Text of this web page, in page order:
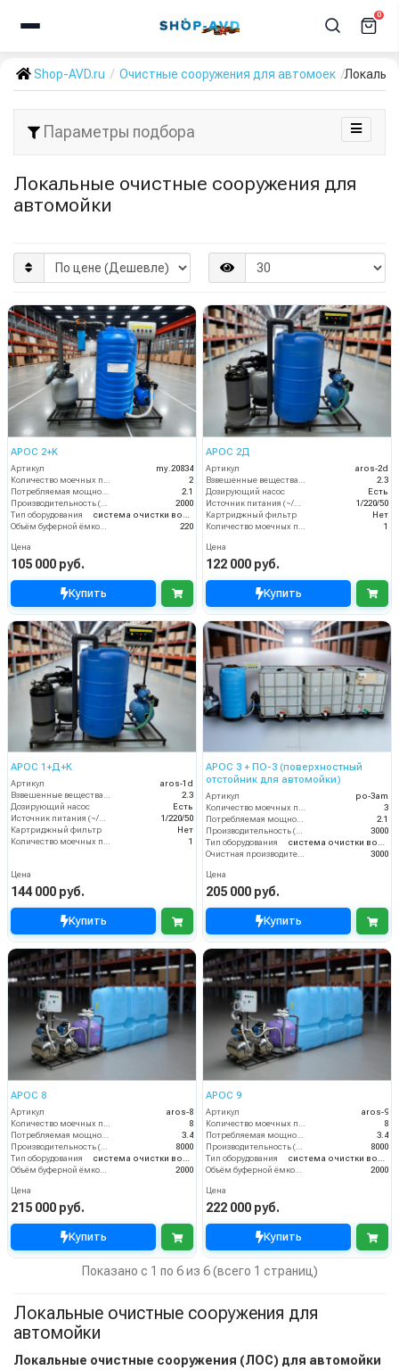
0
Shop-AVD.ru Очистные сооружения для автомоек
Параметры подбора
Локальные очистные сооружения для
автомойки
АРОС 2+K
Артикул
my.20834
2
2.1
2000
Тип оборудования
220
Цена
105 000 руб.
Купить
АРОС 2Д
Артикул
aros-2d
2.3
Дозирующий насос
Есть
1/220/50
Картриджный фильтр
Нет
1
Цена
122 000 руб.
Купить
АРОС 1+Д+К
Артикул
aros-1d
Взвешенные вещества (мл/л)
2.3
Дозирующий насос
Есть
Источник питания (~/В/Гц)
1/220/50
Картриджный фильтр
Нет
Количество моечных постов (шт)
1
Цена
144 000 руб.
Купить
АРОС 3 + ПО-3 (поверхностный
отстойник для автомойки)
Артикул
po-3am
Количество моечных постов (шт)
3
Потребляемая мощность (кВт)
2.1
Производительность (л/ч)
3000
Тип оборудования
система очистки воды
Очистная производительность (л/ч)
3000
Цена
205 000 руб.
Купить
АРОС 8
Артикул
aros-8
Количество моечных постов (шт)
8
Потребляемая мощность (кВт)
3.4
Производительность (л/ч)
8000
Тип оборудования
система очистки воды
Объём буферной ёмкости (л)
2000
Цена
215 000 руб.
Купить
АРОС 9
Артикул
aros-9
Количество моечных постов (шт)
8
Потребляемая мощность (кВт)
3.4
Производительность (л/ч)
8000
Тип оборудования
система очистки воды
Объём буферной ёмкости (л)
2000
Цена
222 000 руб.
Купить
Показано с 1 по 6 из 6 (всего 1 страниц)
Локальные очистные сооружения для
автомойки
Локальные очистные сооружения (ЛОС) для автомойки